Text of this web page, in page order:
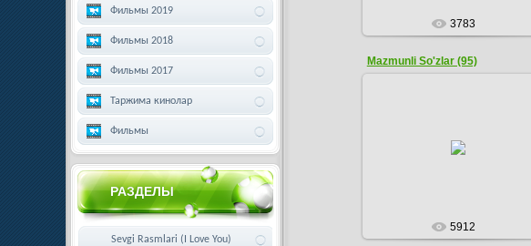
3783
Mazmunli So'zlar (95)
5912
Фильмы 2019
Фильмы 2018
Фильмы 2017
Таржима кинолар
Фильмы
РАЗДЕЛЫ
Sevgi Rasmlari (I Love You)